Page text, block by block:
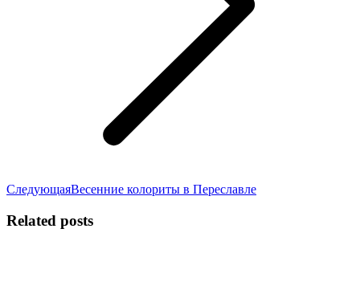
СледующаяСледующая
Весенние колориты в Переславле
Related posts